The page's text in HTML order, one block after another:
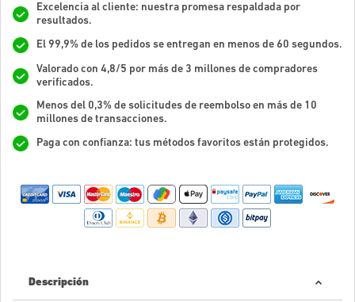
Excelencia al cliente: nuestra promesa respaldada por
resultados.
El 99,9% de los pedidos se entregan en menos de 60 segundos.
Valorado con 4,8/5 por más de 3 millones de compradores
verificados.
Menos del 0,3% de solicitudes de reembolso en más de 10
millones de transacciones.
Paga con confianza: tus métodos favoritos están protegidos.
Descripción